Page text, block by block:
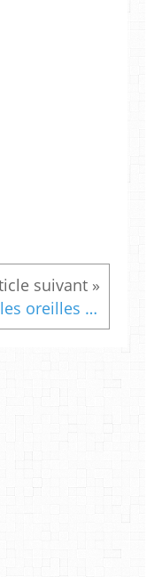
Verre peint,Boucles oreilles dormeuses noires avec cabochons ronds 15mm, vert et nacre blanc,cadeau fête anniversaire noël, bijou peint,femme homme unisex,fait mains en france,boutique de créateurs,narbonne occitanie sud de france